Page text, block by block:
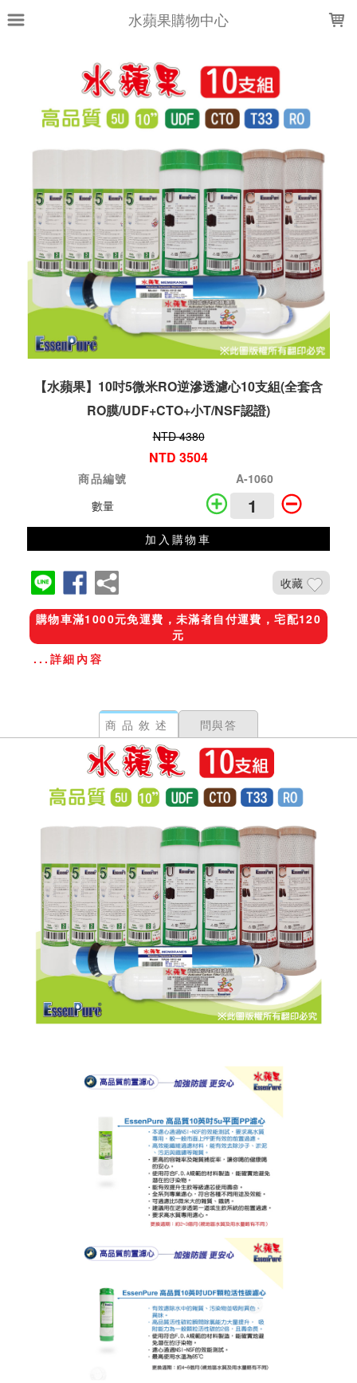
水蘋果購物中心
【水蘋果】10吋5微米RO逆滲透濾心10支組(全套含
RO膜/UDF+CTO+小T/NSF認證)
NTD 4380
NTD 3504
商品編號
A-1060
數量
加入購物車
收藏
購物車滿1000元免運費，未滿者自付運費，宅配120
元
...詳細內容
商品敘述 問與答